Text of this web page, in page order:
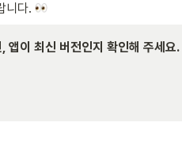
니다.
앱이 최신 버전인지 확인해 주세요.